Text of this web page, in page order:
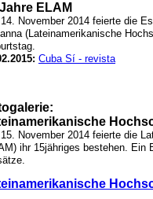
ELAM
November 2014 feierte die
(Lateinamerikanische
Cuba Sí - revista
November 2014 feierte die
ihr 15jähriges bestehen. Ein